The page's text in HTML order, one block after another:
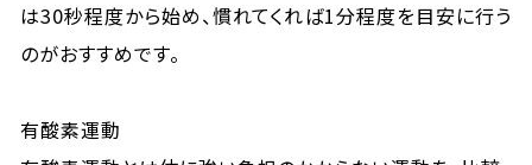
は30秒程度から始め、慣れてくれば1分程度を目安に行う
のがおすすめです。
有酸素運動